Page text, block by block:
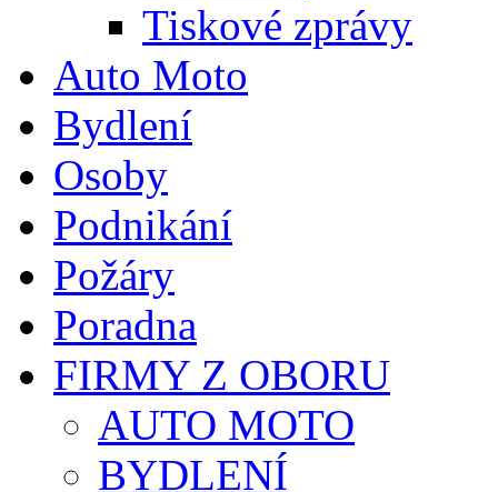
Tiskové zprávy
Auto Moto
Bydlení
Osoby
Podnikání
Požáry
Poradna
FIRMY Z OBORU
AUTO MOTO
BYDLENÍ